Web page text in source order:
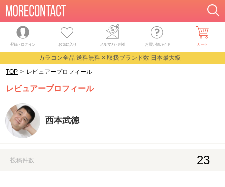
登録・ログイン お気に入り メルマガ・割引 お買い物ガイド カート
カラコン全品 送料無料 × 取扱ブランド数 日本最大級
TOP > レビュアープロフィール
レビュアープロフィール
西本武徳
投稿件数 23